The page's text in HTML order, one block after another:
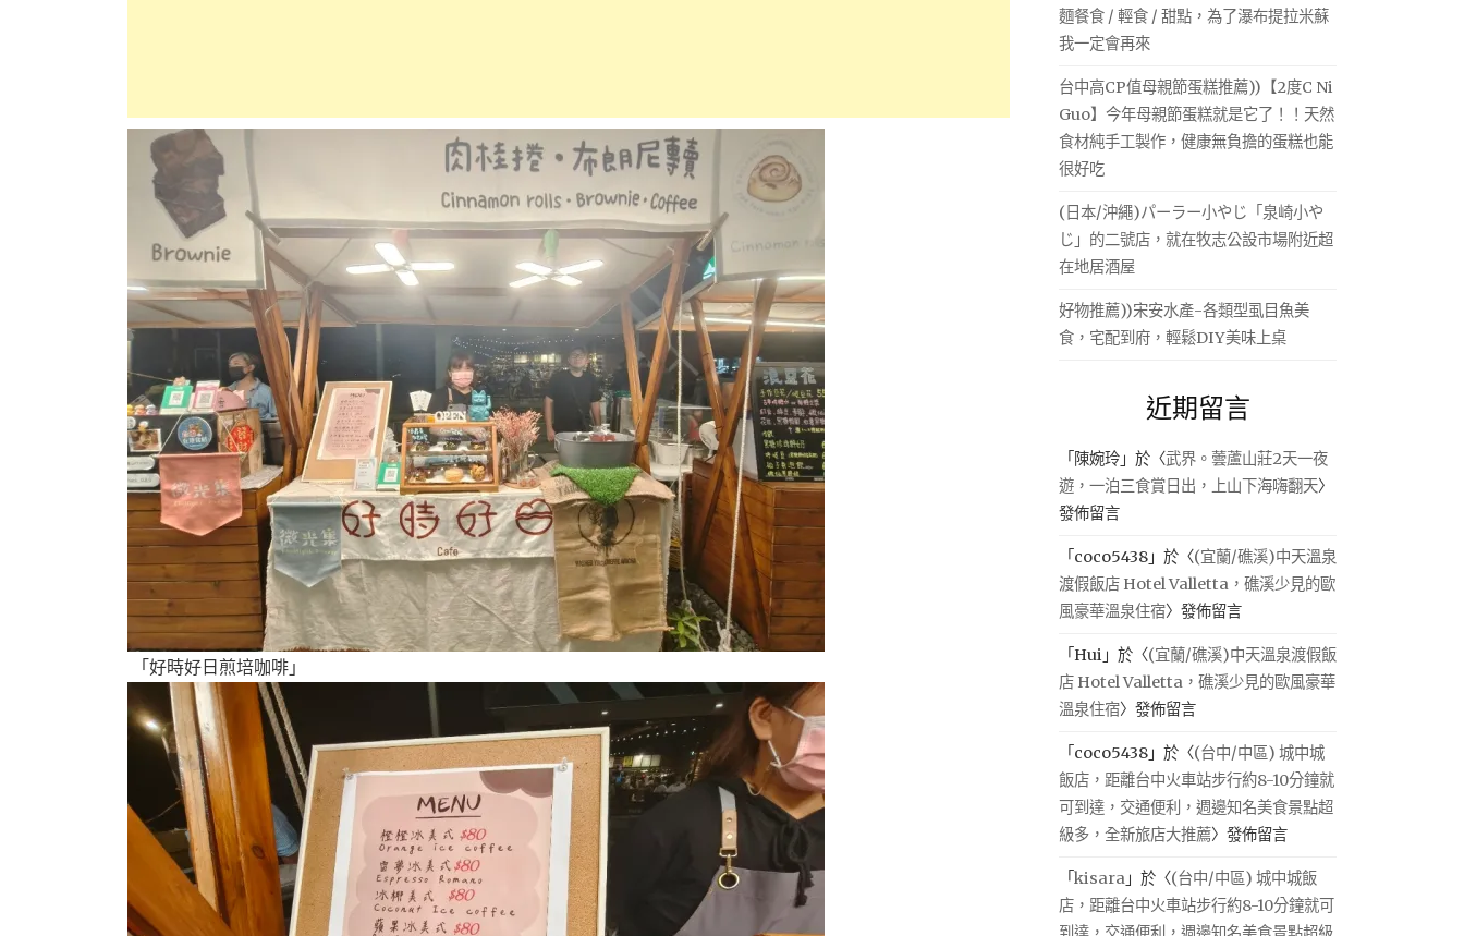
「好時好日煎培咖啡」
麵餐食 / 輕食 / 甜點，為了瀑布提拉米蘇
我一定會再來
台中高CP值母親節蛋糕推薦))【2度C Ni
Guo】今年母親節蛋糕就是它了！！天然
食材純手工製作，健康無負擔的蛋糕也能
很好吃
(日本/沖繩)パーラー小やじ「泉崎小や
じ」的二號店，就在牧志公設市場附近超
在地居酒屋
好物推薦))宋安水產-各類型虱目魚美
食，宅配到府，輕鬆DIY美味上桌
近期留言
「 陳婉玲 」於〈武界。蕓蘆山莊2天一夜
遊，一泊三食賞日出，上山下海嗨翻天〉
發佈留言
「 coco5438 」於〈(宜蘭/礁溪)中天溫泉
渡假飯店 Hotel Valletta，礁溪少見的歐
風豪華溫泉住宿〉發佈留言
「Hui 」於〈(宜蘭/礁溪)中天溫泉渡假飯
店 Hotel Valletta，礁溪少見的歐風豪華
溫泉住宿〉發佈留言
「 coco5438 」於〈(台中/中區) 城中城
飯店，距離台中火車站步行約8-10分鐘就
可到達，交通便利，週邊知名美食景點超
級多，全新旅店大推薦〉發佈留言
「kisara 」於〈(台中/中區) 城中城飯
店，距離台中火車站步行約8-10分鐘就可